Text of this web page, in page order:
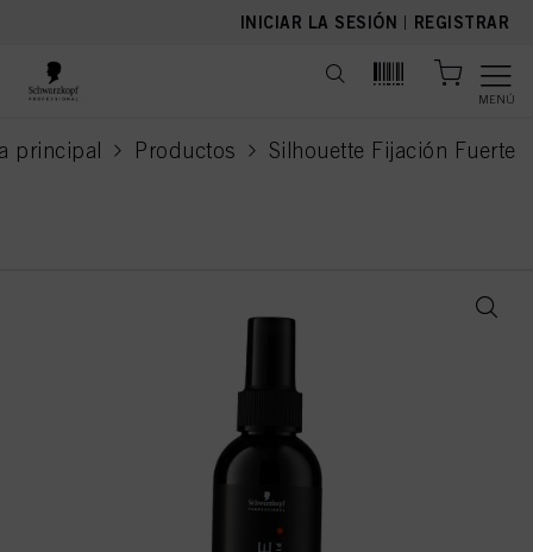
INICIAR LA SESIÓN | REGISTRAR
MENÚ
principal Productos Silhouette Fijación Fuerte
current page